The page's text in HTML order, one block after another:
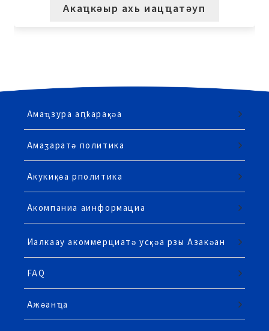
Акаҵкәыр ахь иацҵатәуп
Амаҵзура аԥҟарақәа
Амаӡаратә политика
Акукиқәа рполитика
Акомпаниа аинформациа
Иалкаау акоммерциатә усқәа рзы Азакәан
FAQ
Ажәанҵа